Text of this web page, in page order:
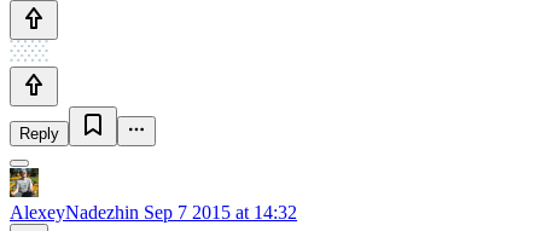
Reply
AlexeyNadezhin Sep 7 2015 at 14:32